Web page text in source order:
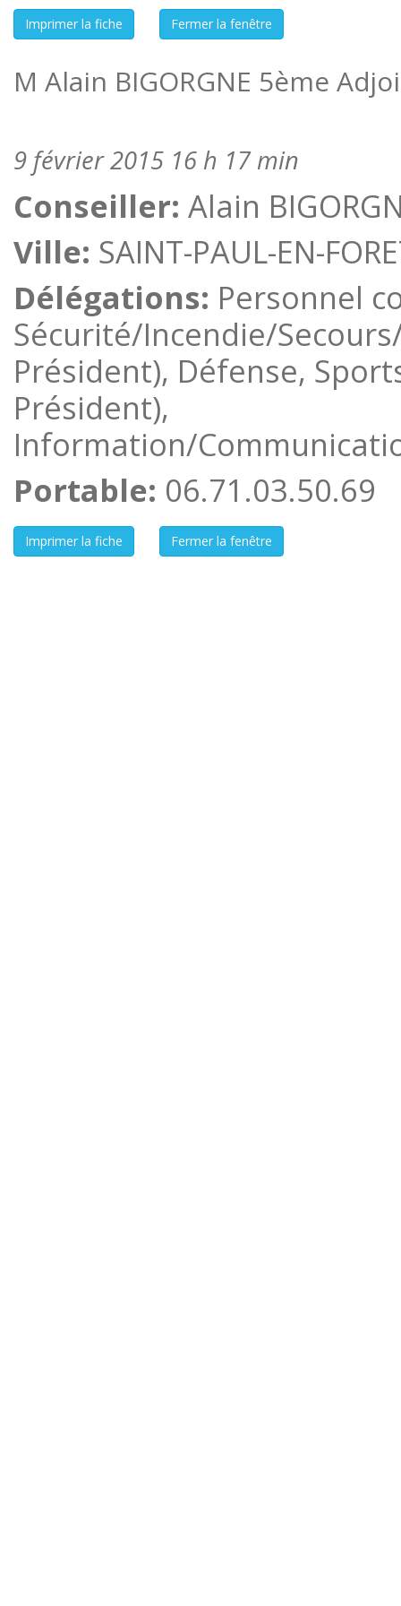
M Alain BIGORGNE 5ème
9 février 2015 16 h 17 min
Conseiller: Alain
Ville: SAINT-PAUL-EN-
Délégations: Personnel
Sécurité/Incendie/
Président), Défense,
Président),
Information/
Portable: 06.71.03.50.69